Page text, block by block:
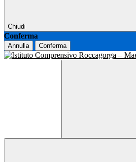
Chiudi
Conferma
Annulla Conferma